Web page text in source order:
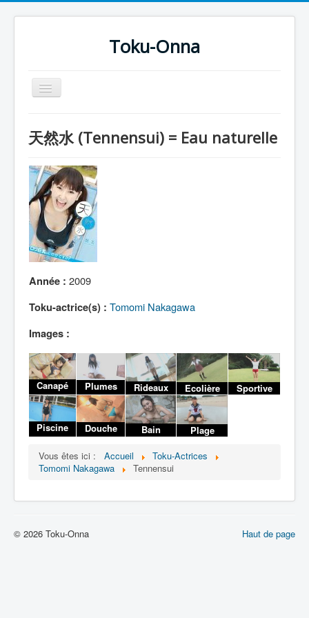
Toku-Onna
Basculer
la
Toku-Actrices
Toku-Critiques
Séries
Films
COSAA
Dessins
Artiste Asperger
Lexique
天然水 (Tennensui) = Eau naturelle
Année : 2009
Toku-actrice(s) : Tomomi Nakagawa
Images :
Canapé Plumes Rideaux Ecolière Sportive
Piscine Douche Bain
Plage
Vous êtes ici :
Accueil
Toku-Actrices
Tomomi Nakagawa
Tennensui
Haut de page
© 2026 Toku-Onna